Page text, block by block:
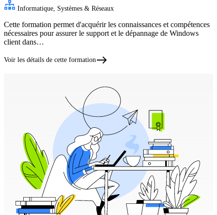
Informatique, Systèmes & Réseaux
Cette formation permet d'acquérir les connaissances et compétences
nécessaires pour assurer le support et le dépannage de Windows
client dans…
Voir les détails de cette formation